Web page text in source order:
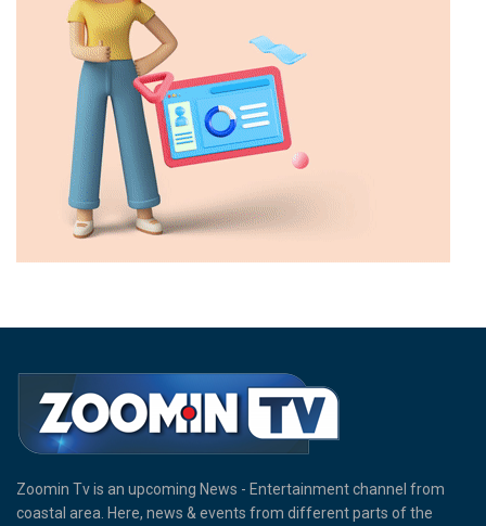
Zoomin Tv is an upcoming News - Entertainment channel from
coastal area. Here, news & events from different parts of the